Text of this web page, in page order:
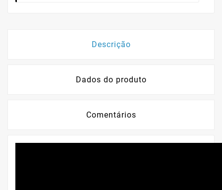
Descrição
Dados do produto
Comentários